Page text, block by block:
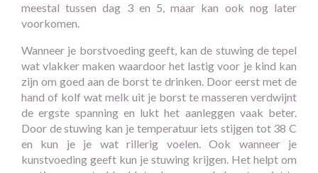
meestal tussen dag 3 en 5, maar kan ook nog later
voorkomen.
Wanneer je borstvoeding geeft, kan de stuwing de tepel
wat vlakker maken waardoor het lastig voor je kind kan
zijn om goed aan de borst te drinken. Door eerst met de
hand of kolf wat melk uit je borst te masseren verdwijnt
de ergste spanning en lukt het aanleggen vaak beter.
Door de stuwing kan je temperatuur iets stijgen tot 38 C
en kun je je wat rillerig voelen. Ook wanneer je
kunstvoeding geeft kun je stuwing krijgen. Het helpt om